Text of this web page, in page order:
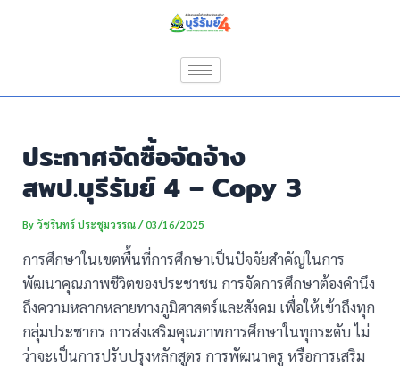
ประกาศจัดซื้อจัดจ้าง
สพป.บุรีรัมย์ 4 – Copy 3
Byวัชรินทร์ ประชุมวรรณ/03/16/2025
การศึกษาในเขตพื้นที่การศึกษาเป็นปัจจัยสำคัญในการ
พัฒนาคุณภาพชีวิตของประชาชน การจัดการศึกษาต้องคำนึง
ถึงความหลากหลายทางภูมิศาสตร์และสังคม เพื่อให้เข้าถึงทุก
กลุ่มประชากร การส่งเสริมคุณภาพการศึกษาในทุกระดับ ไม่
ว่าจะเป็นการปรับปรุงหลักสูตร การพัฒนาครู หรือการเสริม